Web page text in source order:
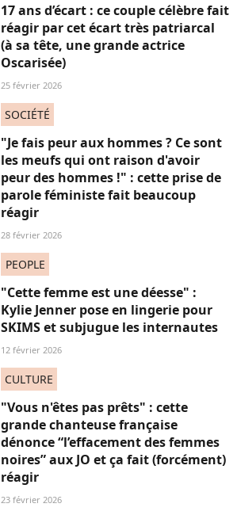
17 ans d’écart : ce couple célèbre fait
réagir par cet écart très patriarcal
(à sa tête, une grande actrice
Oscarisée)
25 février 2026
SOCIÉTÉ
"Je fais peur aux hommes ? Ce sont
les meufs qui ont raison d'avoir
peur des hommes !" : cette prise de
parole féministe fait beaucoup
réagir
28 février 2026
PEOPLE
"Cette femme est une déesse" :
Kylie Jenner pose en lingerie pour
SKIMS et subjugue les internautes
12 février 2026
CULTURE
"Vous n'êtes pas prêts" : cette
grande chanteuse française
dénonce “l’effacement des femmes
noires” aux JO et ça fait (forcément)
réagir
23 février 2026